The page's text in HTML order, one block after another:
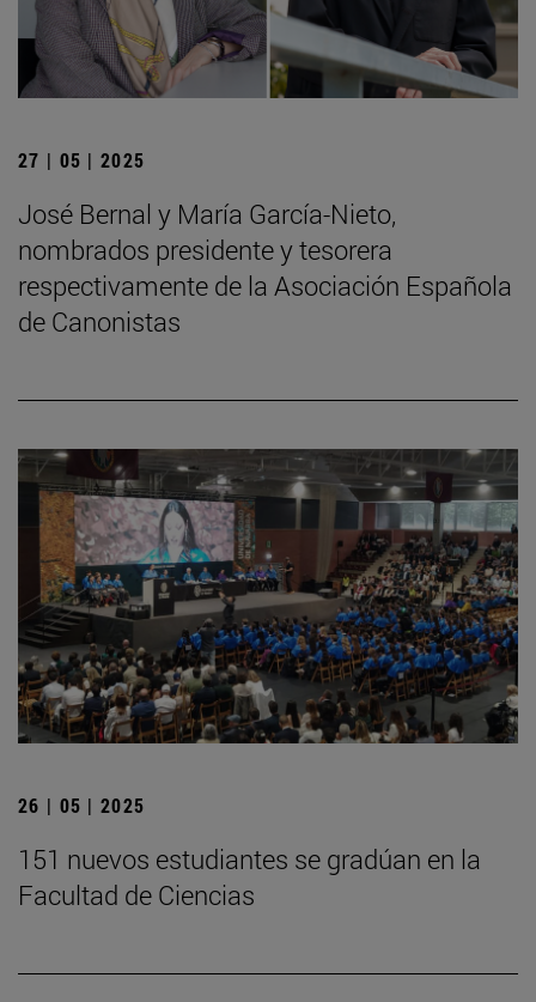
27 | 05 | 2025
José Bernal y María García-Nieto,
nombrados presidente y tesorera
respectivamente de la Asociación Española
de Canonistas
26 | 05 | 2025
151 nuevos estudiantes se gradúan en la
Facultad de Ciencias